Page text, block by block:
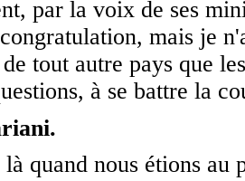
par la voix de ses
mais je
tout autre pays que
à se battre la
là quand nous étions au